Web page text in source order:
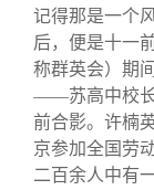
记得那是一个
后，便是十一
称群英会）期
——苏高中校长
前合影。许楠
京参加全国劳
二百余人中有